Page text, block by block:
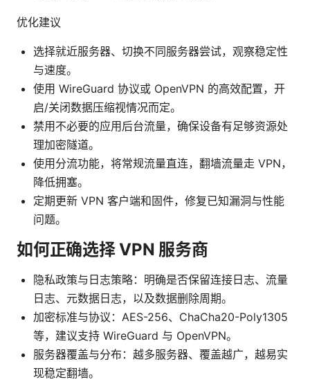
优化建议
选择就近服务器、切换不同服务器尝试，观察稳定性
与速度。
使用 WireGuard 协议或 OpenVPN 的高效配置，开
启/关闭数据压缩视情况而定。
禁用不必要的应用后台流量，确保设备有足够资源处
理加密隧道。
使用分流功能，将常规流量直连，翻墙流量走 VPN，
降低拥塞。
定期更新 VPN 客户端和固件，修复已知漏洞与性能
问题。
如何正确选择 VPN 服务商
隐私政策与日志策略：明确是否保留连接日志、流量
日志、元数据日志，以及数据删除周期。
加密标准与协议：AES-256、ChaCha20-Poly1305
等，建议支持 WireGuard 与 OpenVPN。
服务器覆盖与分布：越多服务器、覆盖越广，越易实
现稳定翻墙。